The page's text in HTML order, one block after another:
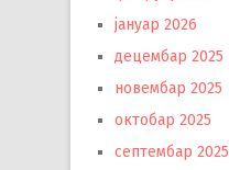
јануар 2026
децембар 2025
новембар 2025
октобар 2025
септембар 2025